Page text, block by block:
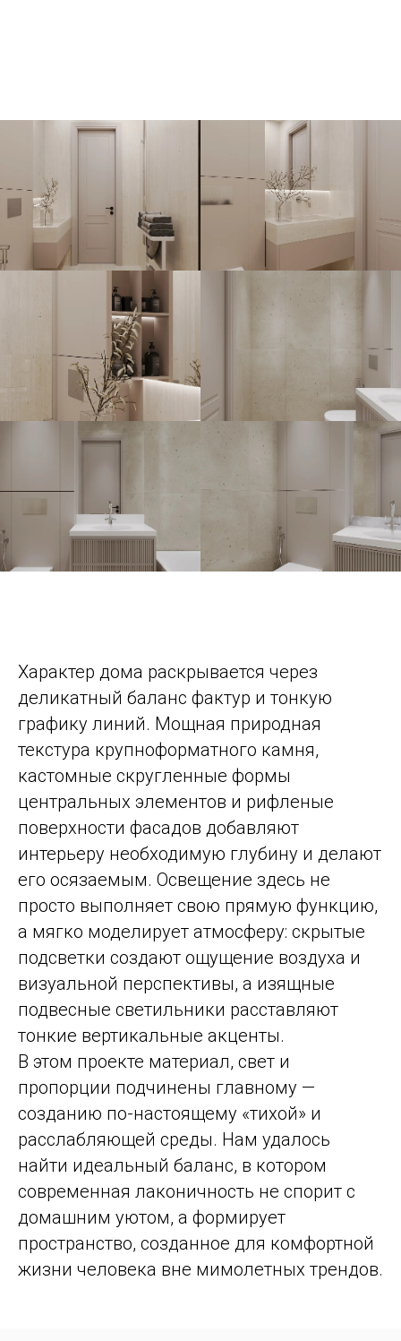
Характер дома раскрывается через
деликатный баланс фактур и тонкую
графику линий. Мощная природная
текстура крупноформатного камня,
кастомные скругленные формы
центральных элементов и рифленые
поверхности фасадов добавляют
интерьеру необходимую глубину и делают
его осязаемым. Освещение здесь не
просто выполняет свою прямую функцию,
а мягко моделирует атмосферу: скрытые
подсветки создают ощущение воздуха и
визуальной перспективы, а изящные
подвесные светильники расставляют
тонкие вертикальные акценты.
В этом проекте материал, свет и
пропорции подчинены главному —
созданию по-настоящему «тихой» и
расслабляющей среды. Нам удалось
найти идеальный баланс, в котором
современная лаконичность не спорит с
домашним уютом, а формирует
пространство, созданное для комфортной
жизни человека вне мимолетных трендов.